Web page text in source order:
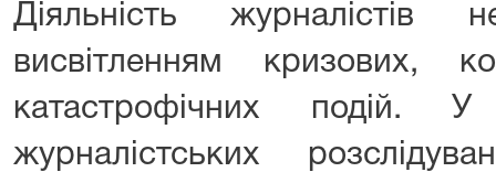
Діяльність журналістів
висвітленням кризових,
катастрофічних подій. У
журналістських